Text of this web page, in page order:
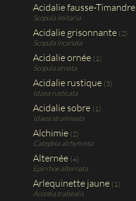
Acidalie fausse-Timandre
Scopula imitaria
Acidalie grisonnante (2)
Scopula incanata
Acidalie ornée (1)
Scopula ornata
Acidalie rustique (3)
Idaea rusticata
Acidalie sobre (1)
Idaea straminata
Alchimie (2)
Catephia alchymista
Alternée (4)
Epirrhoe alternata
Arlequinette jaune (1)
Acontia trabealis